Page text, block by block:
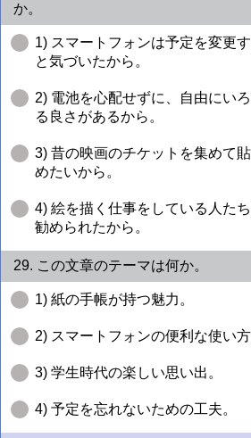
か。
1) スマートフォンは予定を変更
と気づいたから。
2) 電池を心配せずに、自由にい
る良さがあるから。
3) 昔の映画のチケットを集めて
めたいから。
4) 絵を描く仕事をしている人た
勧められたから。
29. この文章のテーマは何か。
1) 紙の手帳が持つ魅力。
2) スマートフォンの便利な使い方
3) 学生時代の楽しい思い出。
4) 予定を忘れないための工夫。